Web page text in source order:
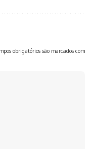
obrigatórios são marcados com